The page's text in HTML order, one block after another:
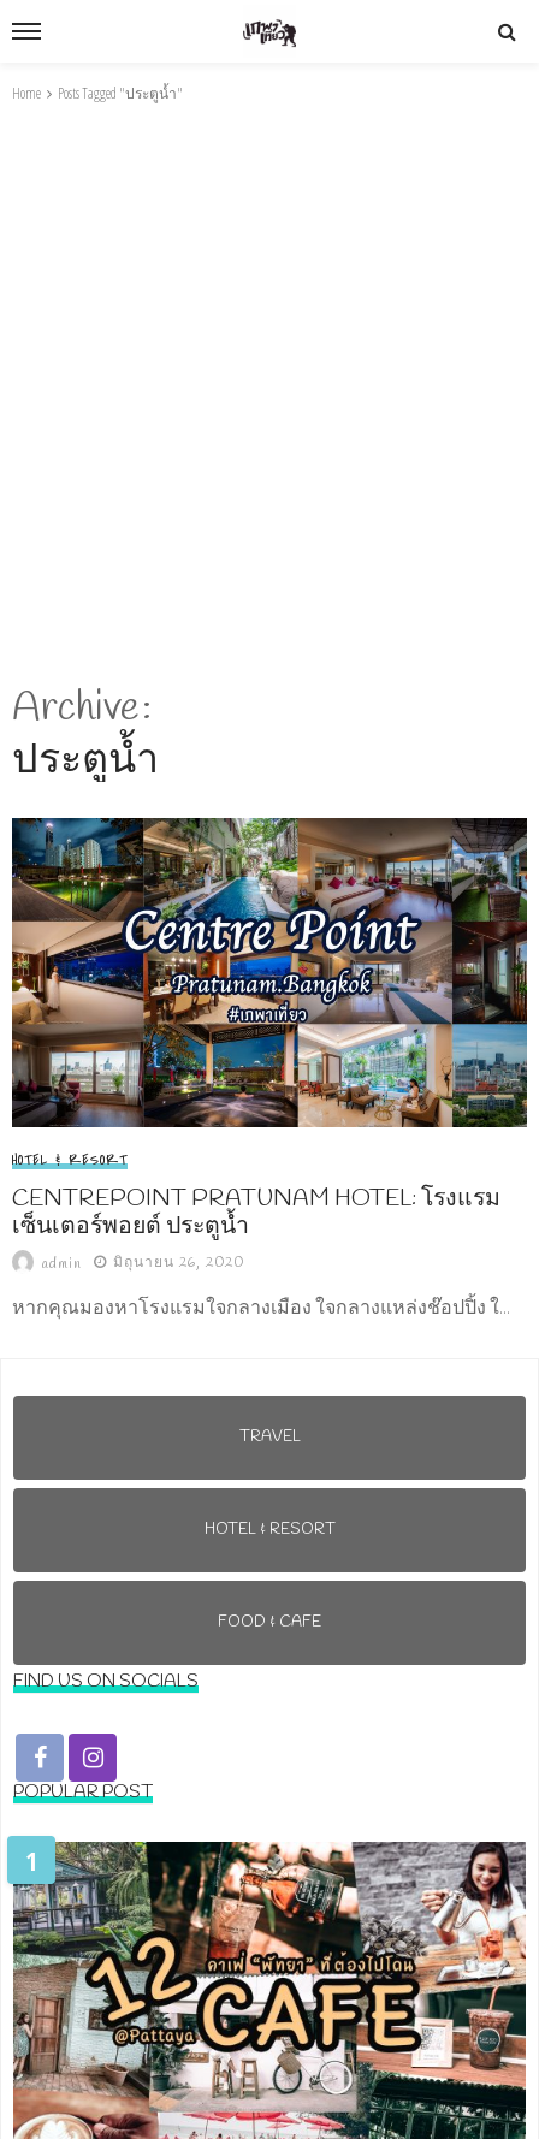
Home Posts Tagged "ประตูน้ำ"
Archive
ประตูน้ำ
HOTEL & RESORT
CENTREPOINT PRATUNAM HOTEL: โรงแรม
เซ็นเตอร์พอยต์ ประตูน้ำ
admin มิถุนายน 26, 2020
หากคุณมองหาโรงแรมใจกลางเมือง ใจกลางแหล่งช๊อปปิ้ง ใ...
TRAVEL
HOTEL & RESORT
FOOD & CAFE
FIND US ON SOCIALS
POPULAR POST
1